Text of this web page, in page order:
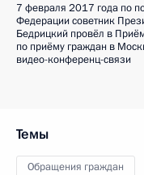
7 февраля 2017 года по
Федерации советник
Бедрицкий провёл в
по приёму граждан в
видео-конференц-связи
Темы
Обращения граждан